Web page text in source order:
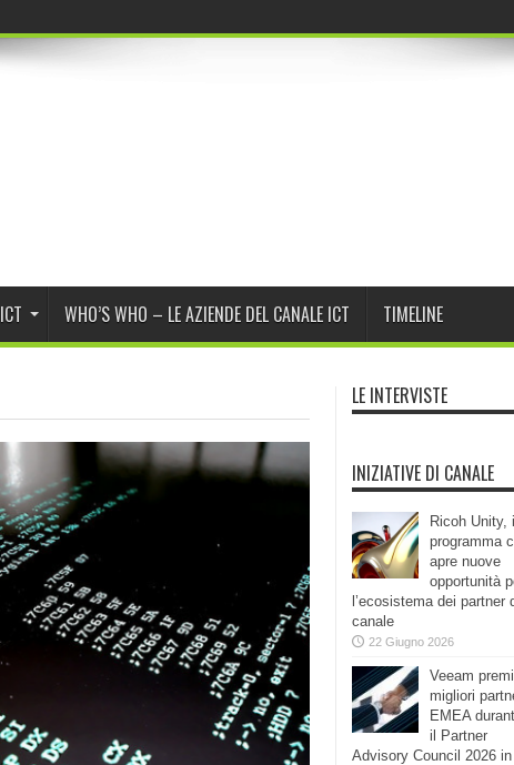
Program Daybrea
WHO’S WHO – LE AZIENDE DEL CANALE ICT TIMELINE
LE INTERVISTE
INIZIATIVE DI CANALE
Ricoh Unity, il
programma
apre nuove
opportunità
l’ecosistema dei partner
canale
22 Giugno 2026
Veeam
migliori
EMEA
il Partner
Advisory Council 2026 in